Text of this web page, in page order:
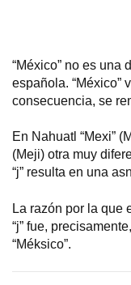
“México” no es una
española. “México”
consecuencia, se
En Nahuatl “Mexi”
(Meji) otra muy
“j” resulta en una
La razón por la que
“j” fue,
“Méksico”.